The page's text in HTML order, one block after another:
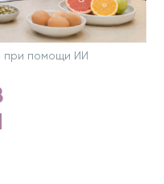
при помощи ИИ